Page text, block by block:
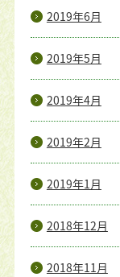
2019年6月
2019年5月
2019年4月
2019年2月
2019年1月
2018年12月
2018年11月